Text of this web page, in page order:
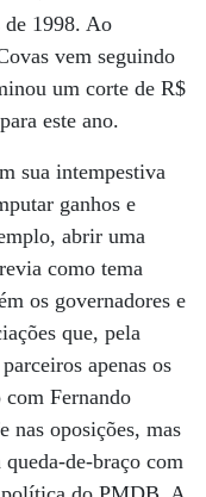
de 1998. Ao
vem seguindo
um corte de R$
este ano.
sua intempestiva
ganhos e
abrir uma
como tema
os governadores e
que, pela
apenas os
Fernando
nas oposições, mas
de-braço com